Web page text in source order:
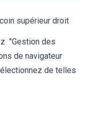
supérieur droit
"Gestion des
de navigateur
de telles